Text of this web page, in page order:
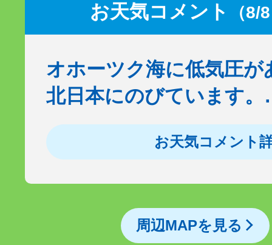
お天気コメント （8/
オホーツク海に低気圧が
北日本にのびています
お天気コメント
周辺MAPを見る